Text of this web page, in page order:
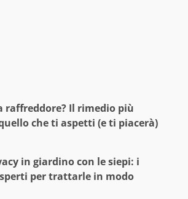
raffreddore? Il rimedio più
che ti aspetti (e ti piacerà)
in giardino con le siepi: i
per trattarle in modo